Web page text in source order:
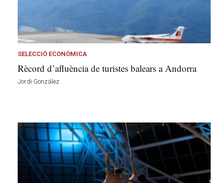
SELECCIÓ ECONÒMICA
Rècord d’afluència de turistes balears a Andorra
Jordi González